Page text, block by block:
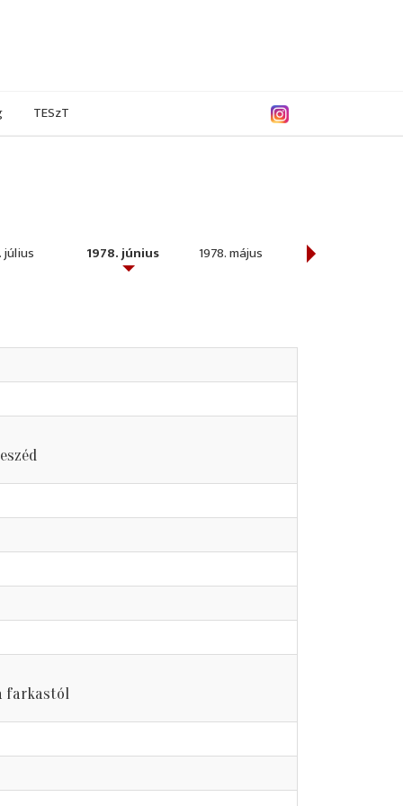
TESzT
július 1978. június 1978. május 1978. április
farkastól